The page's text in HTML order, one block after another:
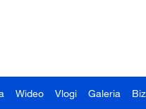
Wideo Vlogi Galeria